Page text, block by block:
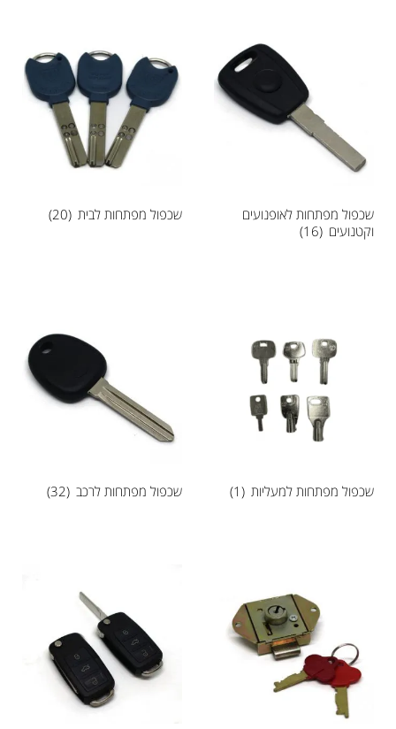
שכפול מפתחות לאופנועים
וקטנועים (16)
שכפול מפתחות לבית (20)
שכפול מפתחות למעליות (1) שכפול מפתחות לרכב (32)